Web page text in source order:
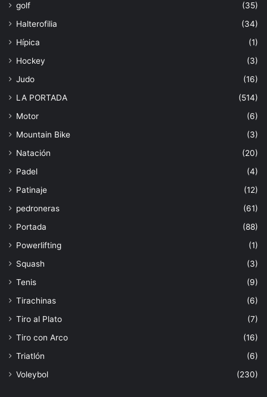
golf
(35)
Halterofilia
(34)
Hípica
(1)
Hockey
(3)
Judo
(16)
LA PORTADA
(514)
Motor
(6)
Mountain Bike
(3)
Natación
(20)
Padel
(4)
Patinaje
(12)
pedroneras
(61)
Portada
(88)
Powerlifting
(1)
Squash
(3)
Tenis
(9)
Tirachinas
(6)
Tiro al Plato
(7)
Tiro con Arco
(16)
Triatlón
(6)
Voleybol
(230)